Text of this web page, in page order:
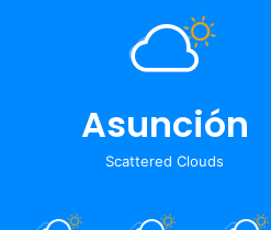
Asunción
Scattered Clouds